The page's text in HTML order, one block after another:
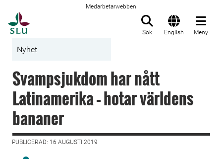
Medarbetarwebben
Sök English Meny
Nyhet
Svampsjukdom har nått
Latinamerika – hotar världens
bananer
PUBLICERAD: 16 AUGUSTI 2019